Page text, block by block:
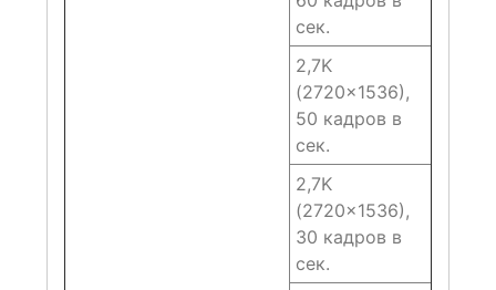
сек.
2,7K
(2720×1536),
50 кадров в
сек.
2,7K
(2720×1536),
30 кадров в
сек.